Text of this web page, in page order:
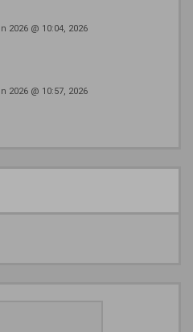
2026 @ 10:04, 2026
2026 @ 10:57, 2026